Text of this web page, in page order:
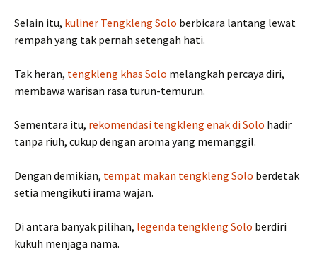
Selain itu, kuliner Tengkleng Solo berbicara lantang lewat
rempah yang tak pernah setengah hati.
Tak heran, tengkleng khas Solo melangkah percaya diri,
membawa warisan rasa turun-temurun.
Sementara itu, rekomendasi tengkleng enak di Solo hadir
tanpa riuh, cukup dengan aroma yang memanggil.
Dengan demikian, tempat makan tengkleng Solo berdetak
setia mengikuti irama wajan.
Di antara banyak pilihan, legenda tengkleng Solo berdiri
kukuh menjaga nama.